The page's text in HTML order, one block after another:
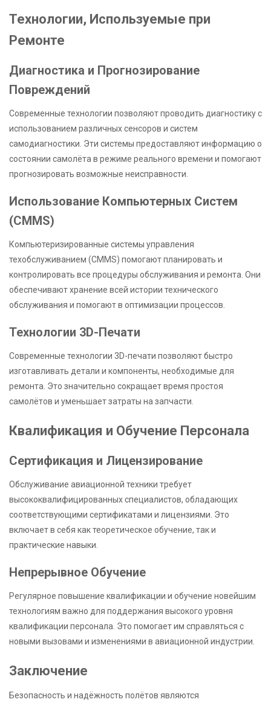
Технологии, Используемые при
Ремонте
Диагностика и Прогнозирование
Повреждений
Современные технологии позволяют проводить диагностику с
использованием различных сенсоров и систем
самодиагностики. Эти системы предоставляют информацию о
состоянии самолёта в режиме реального времени и помогают
прогнозировать возможные неисправности.
Использование Компьютерных Систем
(CMMS)
Компьютеризированные системы управления
техобслуживанием (CMMS) помогают планировать и
контролировать все процедуры обслуживания и ремонта. Они
обеспечивают хранение всей истории технического
обслуживания и помогают в оптимизации процессов.
Технологии 3D-Печати
Современные технологии 3D-печати позволяют быстро
изготавливать детали и компоненты, необходимые для
ремонта. Это значительно сокращает время простоя
самолётов и уменьшает затраты на запчасти.
Квалификация и Обучение Персонала
Сертификация и Лицензирование
Обслуживание авиационной техники требует
высококвалифицированных специалистов, обладающих
соответствующими сертификатами и лицензиями. Это
включает в себя как теоретическое обучение, так и
практические навыки.
Непрерывное Обучение
Регулярное повышение квалификации и обучение новейшим
технологиям важно для поддержания высокого уровня
квалификации персонала. Это помогает им справляться с
новыми вызовами и изменениями в авиационной индустрии.
Заключение
Безопасность и надёжность полётов являются